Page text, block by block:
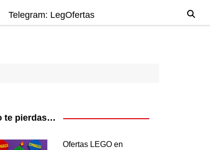
Telegram: LegOfertas
te pierdas…
Ofertas LEGO en